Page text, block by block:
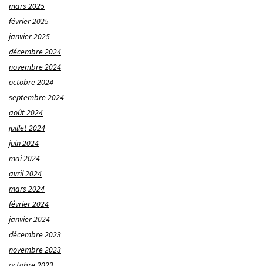
mars 2025
février 2025
janvier 2025
décembre 2024
novembre 2024
octobre 2024
septembre 2024
août 2024
juillet 2024
juin 2024
mai 2024
avril 2024
mars 2024
février 2024
janvier 2024
décembre 2023
novembre 2023